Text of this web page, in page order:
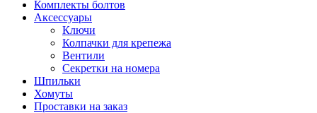
Комплекты болтов
Аксессуары
Ключи
Колпачки для крепежа
Вентили
Секретки на номера
Шпильки
Хомуты
Проставки на заказ